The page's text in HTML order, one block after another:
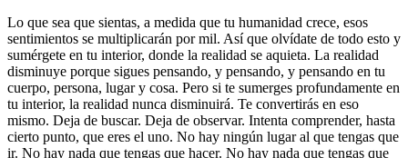
Lo que sea que sientas, a medida que tu humanidad crece, esos
sentimientos se multiplicarán por mil. Así que olvídate de todo esto y
sumérgete en tu interior, donde la realidad se aquieta. La realidad
disminuye porque sigues pensando, y pensando, y pensando en tu
cuerpo, persona, lugar y cosa. Pero si te sumerges profundamente en
tu interior, la realidad nunca disminuirá. Te convertirás en eso
mismo. Deja de buscar. Deja de observar. Intenta comprender, hasta
cierto punto, que eres el uno. No hay ningún lugar al que tengas que
ir. No hay nada que tengas que hacer. No hay nada que tengas que